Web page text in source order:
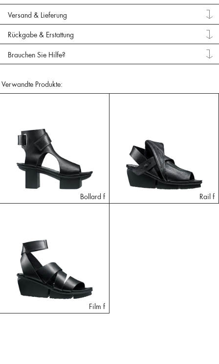
Versand & Lieferung
Rückgabe & Erstattung
Brauchen Sie Hilfe?
Verwandte Produkte:
Bollard f Rail f
Film f